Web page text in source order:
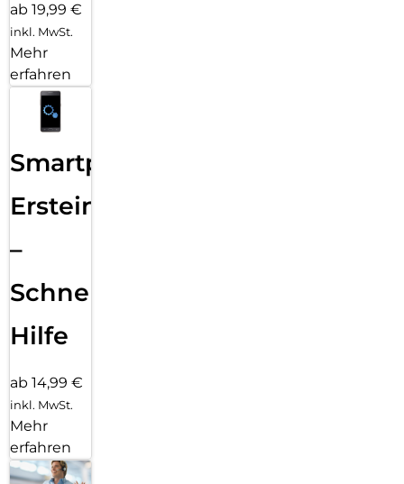
ab 19,99 €
inkl. MwSt.
Mehr
erfahren
Smartphone
Ersteinrichtung
–
Schnelle
Hilfe
ab 14,99 €
inkl. MwSt.
Mehr
erfahren